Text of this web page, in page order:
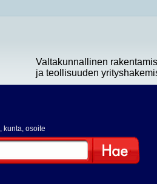
Valtakunnallinen
ja teollisuuden
, kunta, osoite